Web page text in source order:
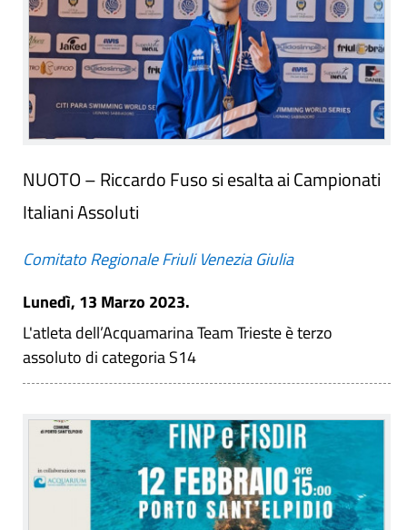
NUOTO – Riccardo Fuso si esalta ai Campionati
Italiani Assoluti
Comitato Regionale Friuli Venezia Giulia
Lunedì, 13 Marzo 2023.
L'atleta dell’Acquamarina Team Trieste è terzo
assoluto di categoria S14